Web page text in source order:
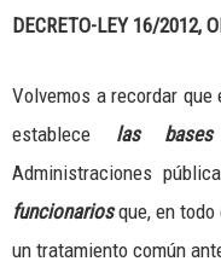
DECRETO-LEY 16/2012,
Volvemos a recordar
establece las bases
Administraciones
funcionariosque, en
un tratamiento común